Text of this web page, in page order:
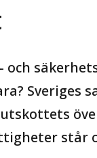
och
Sveriges
står